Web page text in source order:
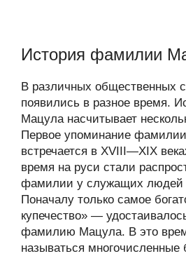
История фамилии
В различных общественных
появились в разное время.
Мацула насчитывает
Первое упоминание
встречается в XVIII—XIX
время на руси стали
фамилии у служащих людей
Поначалу только самое
купечество» —
фамилию Мацула. В это
называться многочисленные